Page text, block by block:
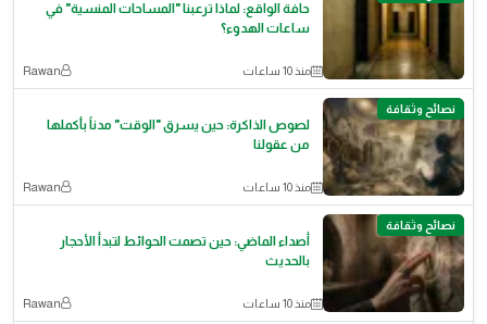
حافة الواقع: لماذا ترعبنا "المساحات المنسية" في
ساعات الهدوء؟
منذ 10 ساعات Rawan
نصائح وثقافة
لصوص الذاكرة: حين يسرق "الوقت" مدناً بأكملها
من عقولنا
منذ 10 ساعات Rawan
نصائح وثقافة
أصداء الماضي: حين تصمت الحوائط لتبدأ الأحجار
بالحديث
منذ 10 ساعات Rawan